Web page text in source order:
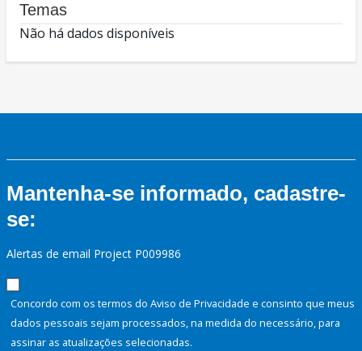
Temas
Não há dados disponíveis
Mantenha-se informado, cadastre-
se:
Alertas de email Project P009986
Concordo com os termos do Aviso de Privacidade e consinto que meus
dados pessoais sejam processados, na medida do necessário, para
assinar as atualizações selecionadas.